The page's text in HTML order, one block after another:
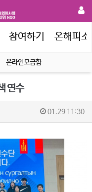
참여하기 온해피
온라인모금함
연수
01.29 11:30